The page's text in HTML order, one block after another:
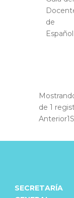
de
Español
de 1
Anterior1
SECRETARÍA